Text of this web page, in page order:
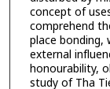
concept of
comprehend
place bonding,
external
honourability,
study of Tha